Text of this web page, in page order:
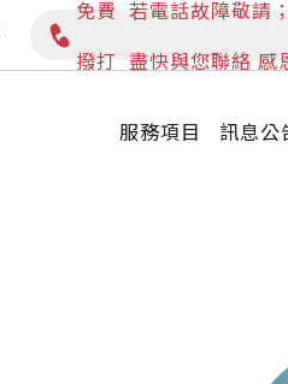
免費
撥打
若電話故障敬請
盡快與您聯絡 感
服務項目 訊息公